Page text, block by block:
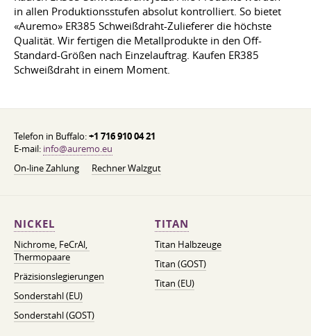
in allen Produktionsstufen absolut kontrolliert. So bietet
«Auremo» ER385 Schweißdraht-Zulieferer die höchste
Qualität. Wir fertigen die Metallprodukte in den Off-
Standard-Größen nach Einzelauftrag. Kaufen ER385
Schweißdraht in einem Moment.
Telefon in Buffalo:+1 716 910 04 21
E-mail: info@auremo.eu
On-line Zahlung
Rechner Walzgut
NICKEL
Nichrome, FeСrAl, ​​
Thermopaare
Präzisionslegierungen
Sonderstahl (EU)
Sonderstahl (GOST)
TITAN
Titan Halbzeuge
Titan (GOST)
Titan (EU)